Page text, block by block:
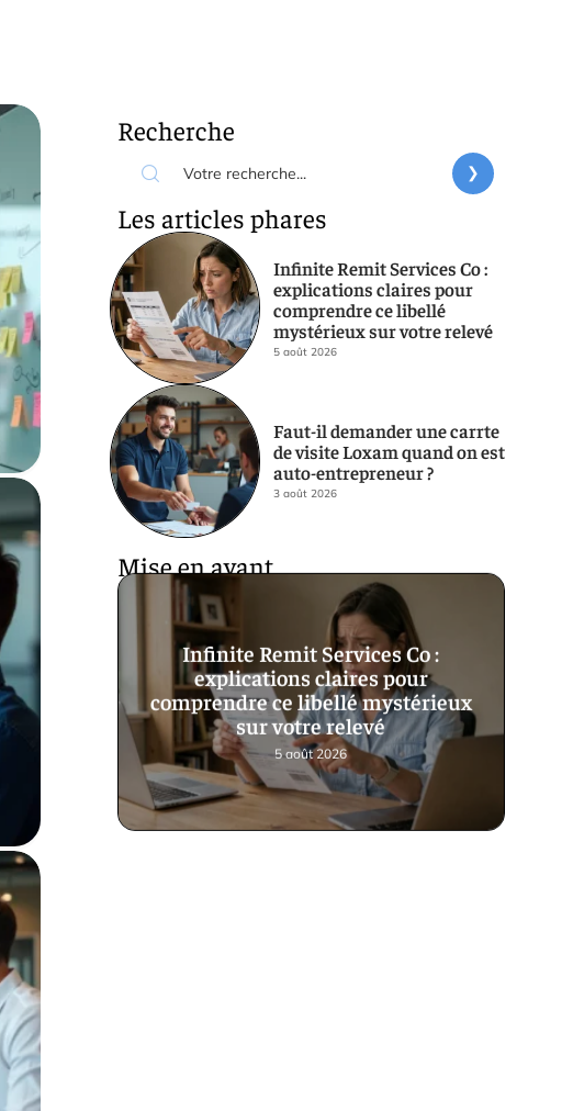
Recherche
Les articles phares
Infinite Remit Services Co :
explications claires pour
comprendre ce libellé
mystérieux sur votre relevé
5 août 2026
Faut-il demander une carrte
de visite Loxam quand on est
auto-entrepreneur ?
3 août 2026
Mise en avant
Infinite Remit Services Co :
explications claires pour
comprendre ce libellé mystérieux
sur votre relevé
5 août 2026